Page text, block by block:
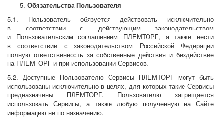
Обязательства Пользователя
5.1. Пользователь обязуется действовать исключительно
в соответствии с действующим законодательством
и Пользовательским соглашением ПЛЕМТОРГ, а также нести
в соответствии с законодательством Российской Федерации
полную ответственность за собственные действия и бездействие
на ПЛЕМТОРГ и при использовании Сервисов.
5.2. Доступные Пользователю Сервисы ПЛЕМТОРГ могут быть
использованы исключительно в целях, для которых такие Сервисы
предназначены ПЛЕМТОРГ. Пользователю запрещается
использовать Сервисы, а также любую полученную на Сайте
информацию не по назначению.